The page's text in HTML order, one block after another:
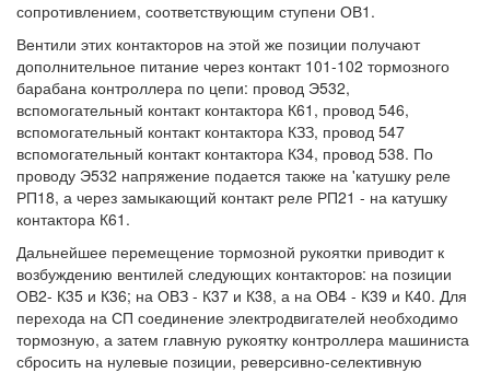
сопротивлением, соответствующим ступени ОВ1.
Вентили этих контакторов на этой же позиции получают
дополнительное питание через контакт 101-102 тормозного
барабана контроллера по цепи: провод Э532,
вспомогательный контакт контактора К61, провод 546,
вспомогательный контакт контактора КЗЗ, провод 547
вспомогательный контакт контактора К34, провод 538. По
проводу Э532 напряжение подается также на 'катушку реле
РП18, а через замыкающий контакт реле РП21 - на катушку
контактора К61.
Дальнейшее перемещение тормозной рукоятки приводит к
возбуждению вентилей следующих контакторов: на позиции
ОВ2- К35 и К36; на ОВЗ - К37 и К38, а на ОВ4 - К39 и К40. Для
перехода на СП соединение электродвигателей необходимо
тормозную, а затем главную рукоятку контроллера машиниста
сбросить на нулевые позиции, реверсивно-селективную